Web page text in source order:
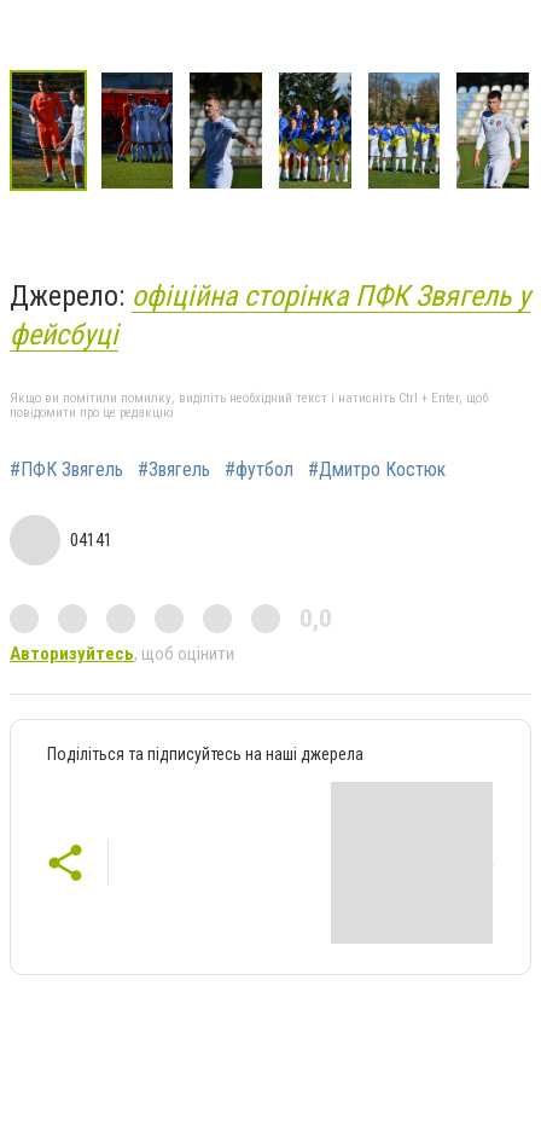
Джерело: офіційна сторінка ПФК Звягель у
фейсбуці
Якщо ви помітили помилку, виділіть необхідний текст і натисніть Ctrl + Enter, щоб
повідомити про це редакцію
#ПФК Звягель #Звягель #футбол #Дмитро Костюк
04141
0,0
Авторизуйтесь, щоб оцінити
Поділіться та підписуйтесь на наші джерела